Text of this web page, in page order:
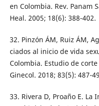
en Colombia. Rev. Panam
Heal. 2005; 18(6): 388-402.
32. Pinzón ÁM, Ruiz ÁM,
ciados al inicio de vida
Colombia. Estudio de
Ginecol. 2018; 83(5): 487-
33. Rivera D, Proaño E. La